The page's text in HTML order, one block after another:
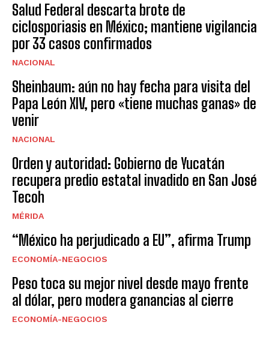
Salud Federal descarta brote de
ciclosporiasis en México; mantiene vigilancia
por 33 casos confirmados
NACIONAL
Sheinbaum: aún no hay fecha para visita del
Papa León XIV, pero «tiene muchas ganas» de
venir
NACIONAL
Orden y autoridad: Gobierno de Yucatán
recupera predio estatal invadido en San José
Tecoh
MÉRIDA
“México ha perjudicado a EU”, afirma Trump
ECONOMÍA-NEGOCIOS
Peso toca su mejor nivel desde mayo frente
al dólar, pero modera ganancias al cierre
ECONOMÍA-NEGOCIOS